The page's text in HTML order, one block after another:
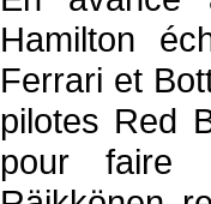
Hamilton
Ferrari et
pilotes Red
pour faire